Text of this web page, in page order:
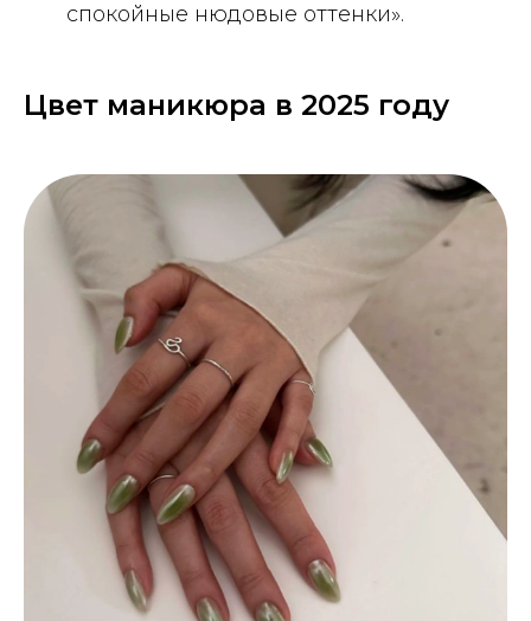
спокойные нюдовые оттенки».
Цвет маникюра в 2025 году